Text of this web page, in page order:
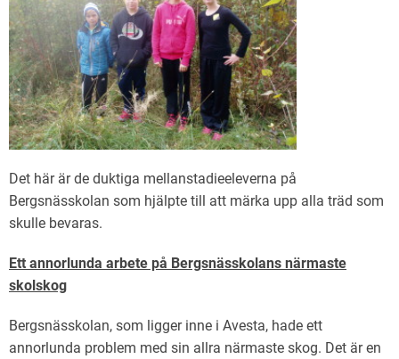
Det här är de duktiga mellanstadieeleverna på
Bergsnässkolan som hjälpte till att märka upp alla träd som
skulle bevaras.
Ett annorlunda arbete på Bergsnässkolans närmaste
skolskog
Bergsnässkolan, som ligger inne i Avesta, hade ett
annorlunda problem med sin allra närmaste skog. Det är en